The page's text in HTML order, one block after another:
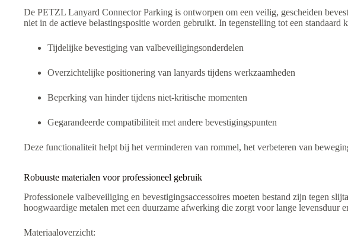
De PETZL Lanyard Connector Parking is ontworpen om een veilig, gescheiden
niet in de actieve belastingspositie worden gebruikt. In tegenstelling tot een
Tijdelijke bevestiging van valbeveiligingsonderdelen
Overzichtelijke positionering van lanyards tijdens werkzaamheden
Beperking van hinder tijdens niet-kritische momenten
Gegarandeerde compatibiliteit met andere bevestigingspunten
Deze functionaliteit helpt bij het verminderen van rommel, het verbeteren van
Robuuste materialen voor professioneel gebruik
Professionele valbeveiliging en bevestigingsaccessoires moeten bestand zijn tegen
hoogwaardige metalen met een duurzame afwerking die zorgt voor lange levensduur
Materiaaloverzicht: